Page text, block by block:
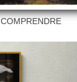
COMPRENDRE